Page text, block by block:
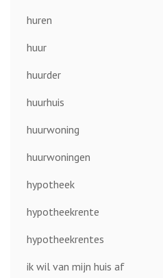
huren
huur
huurder
huurhuis
huurwoning
huurwoningen
hypotheek
hypotheekrente
hypotheekrentes
ik wil van mijn huis af